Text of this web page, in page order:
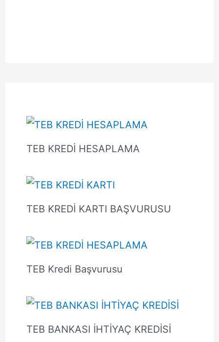
TEB KREDİ HESAPLAMA
TEB KREDİ KARTI BAŞVURUSU
TEB Kredi Başvurusu
TEB BANKASI İHTİYAÇ KREDİSİ